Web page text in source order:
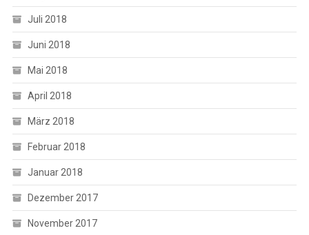
Juli 2018
Juni 2018
Mai 2018
April 2018
März 2018
Februar 2018
Januar 2018
Dezember 2017
November 2017